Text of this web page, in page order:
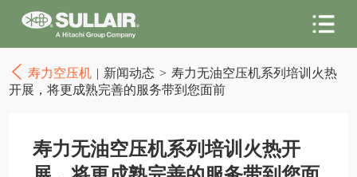
寿力空压机 | 新闻动态 > 寿力无油空压机系列培训火热
开展，将更成熟完善的服务带到您面前
寿力无油空压机系列培训火热开